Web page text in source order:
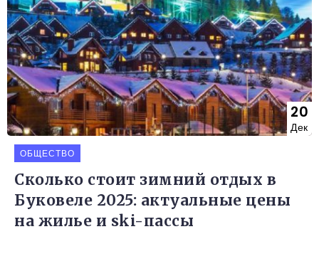
20
Дек
ОБЩЕСТВО
Сколько стоит зимний отдых в
Буковеле 2025: актуальные цены
на жилье и ski-пассы